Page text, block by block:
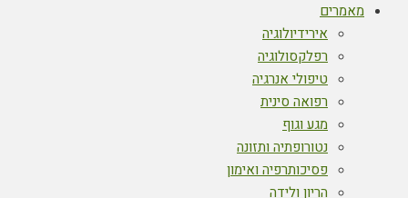
מאמרים
אירידיולוגיה
רפלקסולוגיה
טיפולי אנרגיה
רפואה סינית
מגע וגוף
נטורופתיה ותזונה
פסיכותרפיה ואימון
הריון ולידה